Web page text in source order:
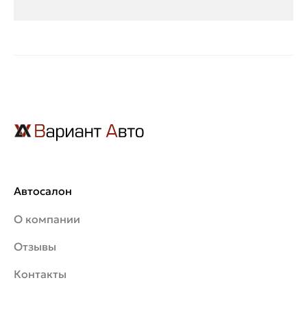
Автосалон
О компании
Отзывы
Контакты